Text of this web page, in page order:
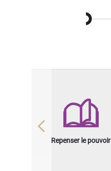
Repenser le pouvoir
Previous